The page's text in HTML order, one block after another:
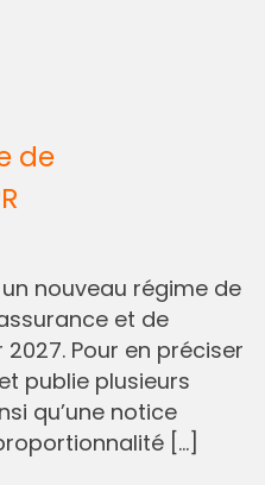
de
nouveau régime de
et de
Pour en préciser
publie plusieurs
qu’une notice
[…]